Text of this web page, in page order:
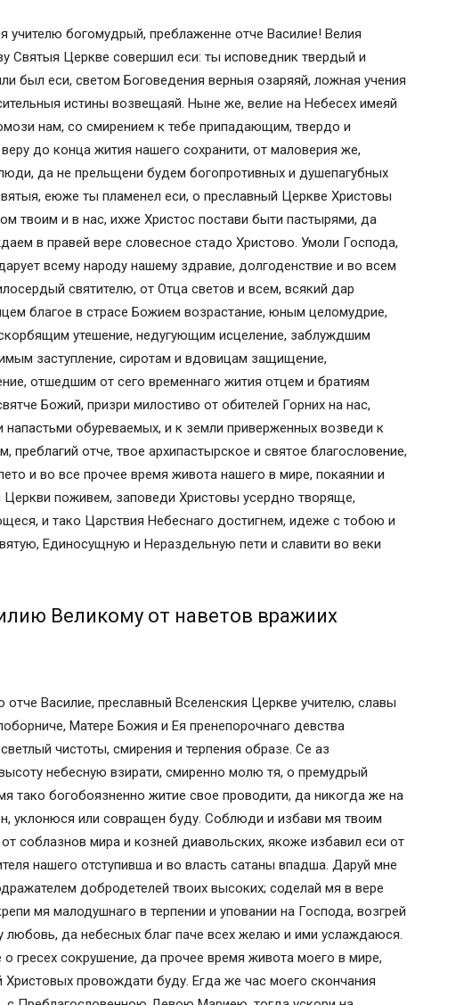
учителю богомудрый, преблаженне отче Василие! Велия
Святыя Церкве совершил еси: ты исповедник твердый и
был еси, светом Боговедения верныя озаряяй, ложная учения
истины возвещаяй. Ныне же, велие на Небесех имеяй
нам, со смирением к тебе припадающим, твердо и
до конца жития нашего сохранити, от маловерия же,
да не прельщени будем богопротивных и душепагубных
еюже ты пламенел еси, о преславный Церкве Христовы
твоим и в нас, ихже Христос постави быти пастырями, да
в правей вере словесное стадо Христово. Умоли Господа,
всему народу нашему здравие, долгоденствие и во всем
святителю, от Отца светов и всем, всякий дар
благое в страсе Божием возрастание, юным целомудрие,
утешение, недугующим исцеление, заблуждшим
заступление, сиротам и вдовицам защищение,
отшедшим от сего временнаго жития отцем и братиям
Божий, призри милостиво от обителей Горних на нас,
обуреваемых, и к земли приверженных возведи к
отче, твое архипастырское и святое благословение,
и во все прочее время живота нашего в мире, покаянии и
Церкви поживем, заповеди Христовы усердно творяще,
и тако Царствия Небеснаго достигнем, идеже с тобою и
Единосущную и Нераздельную пети и славити во веки
Великому от наветов вражиих
отче Василие, преславный Вселенския Церкве учителю, славы
Матере Божия и Ея пренепорочнаго девства
чистоты, смирения и терпения образе. Се аз
небесную взирати, смиренно молю тя, о премудрый
тако богобоязненно житие свое проводити, да никогда же на
уклонюся или совращен буду. Соблюди и избави мя твоим
соблазнов мира и козней диавольских, якоже избавил еси от
нашего отступивша и во власть сатаны впадша. Даруй мне
добродетелей твоих высоких; соделай мя в вере
мя малодушнаго в терпении и уповании на Господа, возгрей
любовь, да небесных благ паче всех желаю и ими услаждаюся.
гресех сокрушение, да прочее время живота моего в мире,
Христовых провождати буду. Егда же час моего скончания